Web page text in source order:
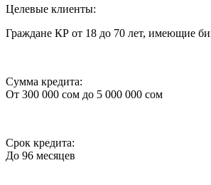
Целевые клиенты:
Граждане КР от 18 до 70 лет, имеющие
Сумма кредита:
От 300 000 сом до 5 000 000 сом
Срок кредита:
До 96 месяцев